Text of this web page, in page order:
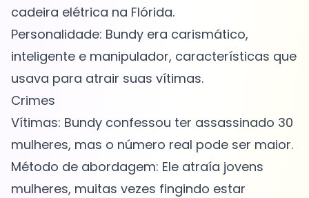
cadeira elétrica na Flórida.
Personalidade: Bundy era carismático,
inteligente e manipulador, características que
usava para atrair suas vítimas.
Crimes
Vítimas: Bundy confessou ter assassinado 30
mulheres, mas o número real pode ser maior.
Método de abordagem: Ele atraía jovens
mulheres, muitas vezes fingindo estar